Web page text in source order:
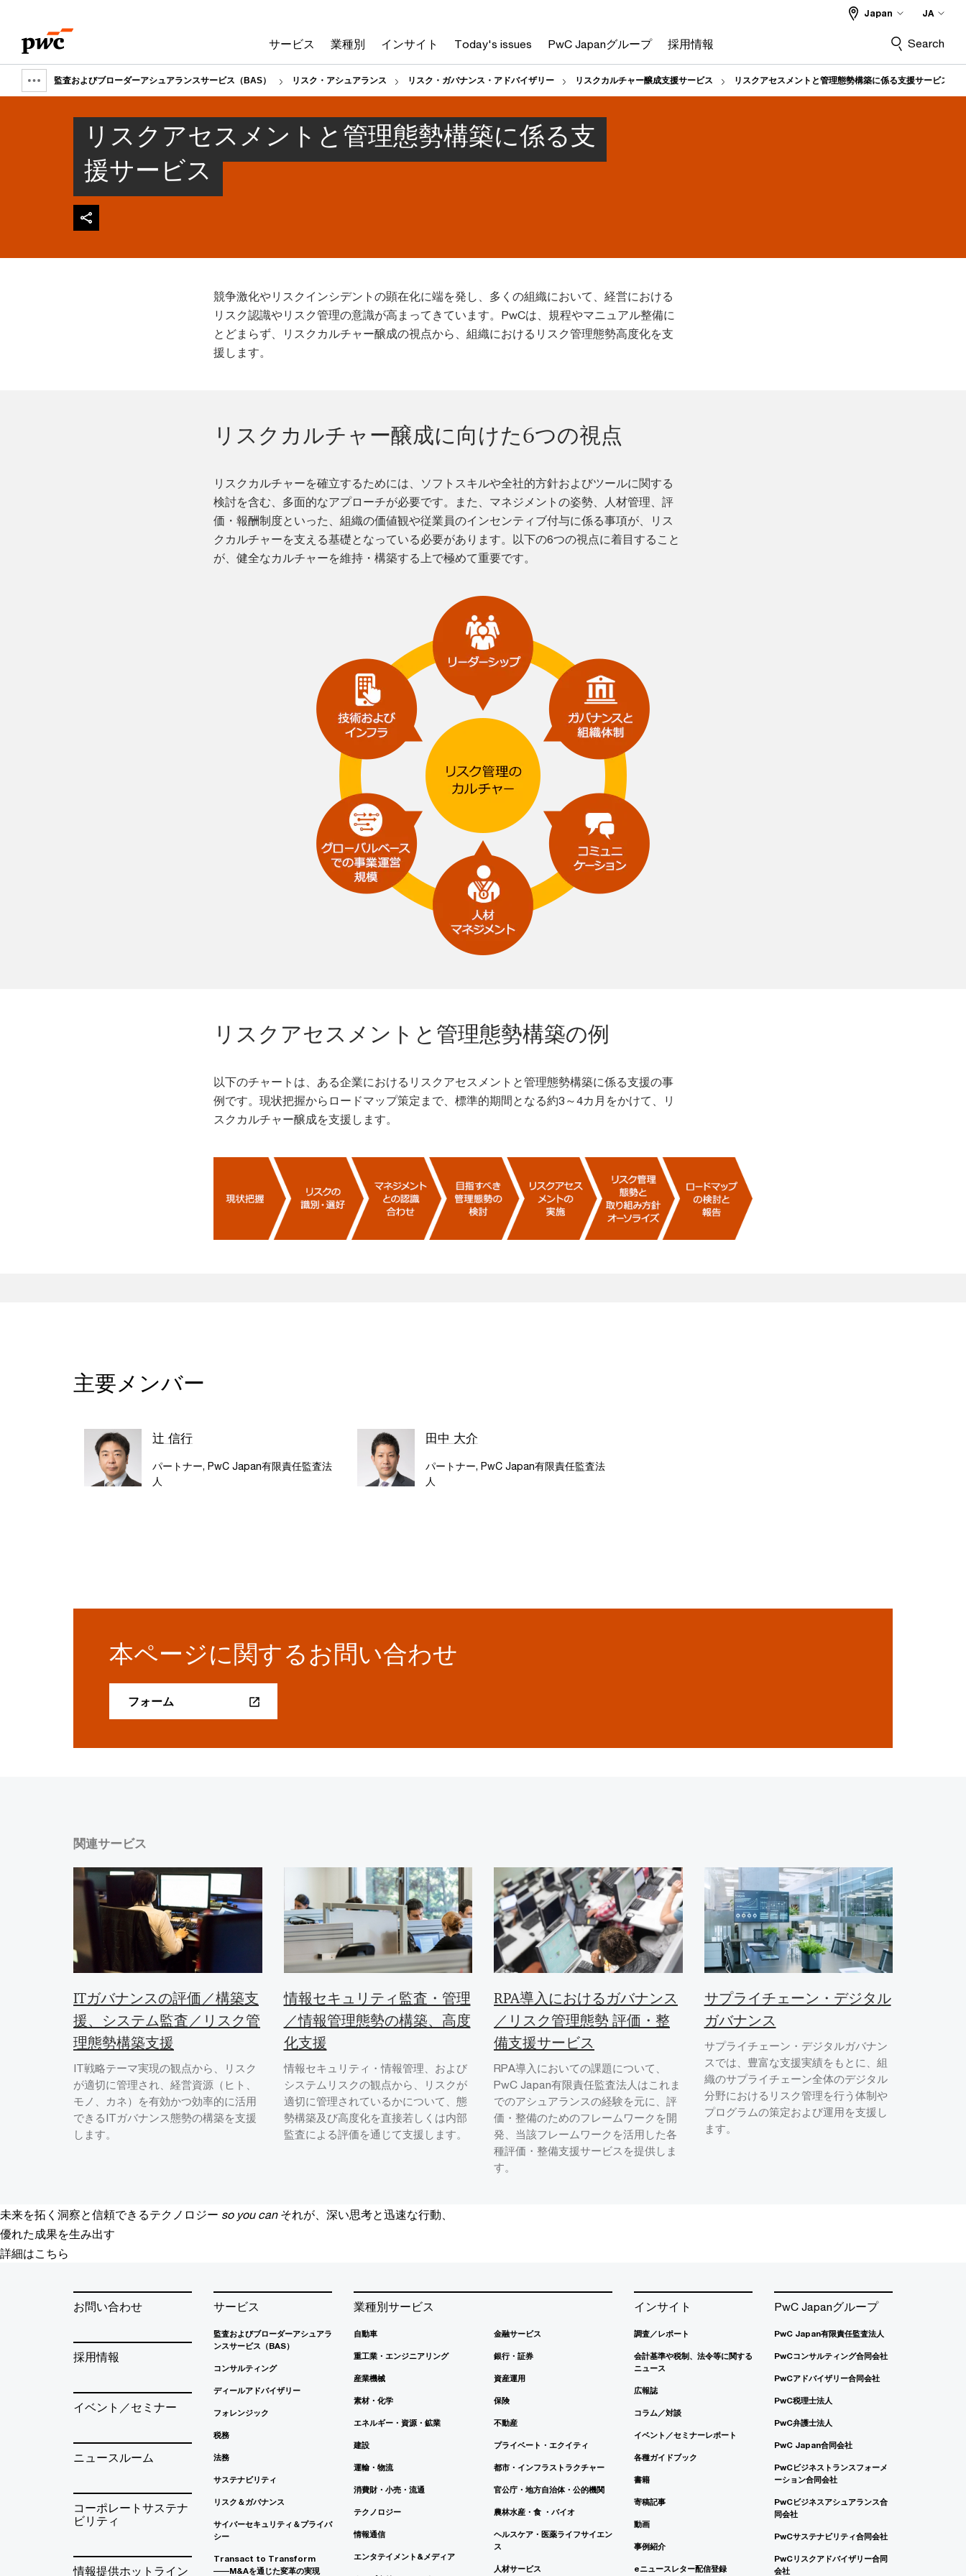
content
footer
サービス 業種別 インサイト Today's issues PwC Japanグループ 採用情報
Japan JA
Search
Show
breadcrumb
監査およびブローダーアシュアランスサービス（BAS） リスク・アシュアランス リスク・ガバナンス・アドバイザリー リスクカルチャー醸成支援サービス リスクアセスメントと管理態勢構築に係る支援サービス
リスクアセスメントと管理態勢構築に係る支
援サービス
競争激化やリスクインシデントの顕在化に端を発し、多くの組織において、経営における
リスク認識やリスク管理の意識が高まってきています。PwCは、規程やマニュアル整備に
とどまらず、リスクカルチャー醸成の視点から、組織におけるリスク管理態勢高度化を支
援します。
リスクカルチャー醸成に向けた6つの視点
リスクカルチャーを確立するためには、ソフトスキルや全社的方針およびツールに関する
検討を含む、多面的なアプローチが必要です。また、マネジメントの姿勢、人材管理、評
価・報酬制度といった、組織の価値観や従業員のインセンティブ付与に係る事項が、リス
クカルチャーを支える基礎となっている必要があります。以下の6つの視点に着目すること
が、健全なカルチャーを維持・構築する上で極めて重要です。
リスクアセスメントと管理態勢構築の例
以下のチャートは、ある企業におけるリスクアセスメントと管理態勢構築に係る支援の事
例です。現状把握からロードマップ策定まで、標準的期間となる約3～4カ月をかけて、リ
スクカルチャー醸成を支援します。
主要メンバー
辻 信行
パートナー, PwC Japan有限責任監査法
人
田中 大介
パートナー, PwC Japan有限責任監査法
人
本ページに関するお問い合わせ
フォーム
関連サービス
ITガバナンスの評価／構築支
援、システム監査／リスク管
理態勢構築支援
IT戦略テーマ実現の観点から、リスク
が適切に管理され、経営資源（ヒト、
モノ、カネ）を有効かつ効率的に活用
できるITガバナンス態勢の構築を支援
します。
情報セキュリティ監査・管理
／情報管理態勢の構築、高度
化支援
情報セキュリティ・情報管理、および
システムリスクの観点から、リスクが
適切に管理されているかについて、態
勢構築及び高度化を直接若しくは内部
監査による評価を通じて支援します。
RPA導入におけるガバナンス
／リスク管理態勢 評価・整
備支援サービス
RPA導入においての課題について、
PwC Japan有限責任監査法人はこれま
でのアシュアランスの経験を元に、評
価・整備のためのフレームワークを開
発、当該フレームワークを活用した各
種評価・整備支援サービスを提供しま
す。
サプライチェーン・デジタル
ガバナンス
サプライチェーン・デジタルガバナン
スでは、豊富な支援実績をもとに、組
織のサプライチェーン全体のデジタル
分野におけるリスク管理を行う体制や
プログラムの策定および運用を支援し
ます。
未来を拓く洞察と信頼できるテクノロジー so you can それが、深い思考と迅速な行動、
優れた成果を生み出す
詳細はこちら
お問い合わせ
採用情報
イベント／セミナー
ニュースルーム
コーポレートサステナ
ビリティ
情報提供ホットライン
サービス
監査およびブローダーアシュアラ
ンスサービス（BAS）
コンサルティング
ディールアドバイザリー
フォレンジック
税務
法務
サステナビリティ
リスク＆ガバナンス
サイバーセキュリティ＆プライバ
シー
Transact to Transform
――M&Aを通じた変革の実現
業種別サービス
自動車
重工業・エンジニアリング
産業機械
素材・化学
エネルギー・資源・鉱業
建設
運輸・物流
消費財・小売・流通
テクノロジー
情報通信
エンタテイメント&メディア
金融サービス
銀行・証券
資産運用
保険
不動産
プライベート・エクイティ
都市・インフラストラクチャー
官公庁・地方自治体・公的機関
農林水産・食 ・バイオ
ヘルスケア・医薬ライフサイエン
ス
人材サービス
インサイト
調査／レポート
会計基準や税制、法令等に関する
ニュース
広報誌
コラム／対談
イベント／セミナーレポート
各種ガイドブック
書籍
寄稿記事
動画
事例紹介
eニュースレター配信登録
PwC Japanグループ
PwC Japan有限責任監査法人
PwCコンサルティング合同会社
PwCアドバイザリー合同会社
PwC税理士法人
PwC弁護士法人
PwC Japan合同会社
PwCビジネストランスフォーメ
ーション合同会社
PwCビジネスアシュアランス合
同会社
PwCサステナビリティ合同会社
PwCリスクアドバイザリー合同
会社